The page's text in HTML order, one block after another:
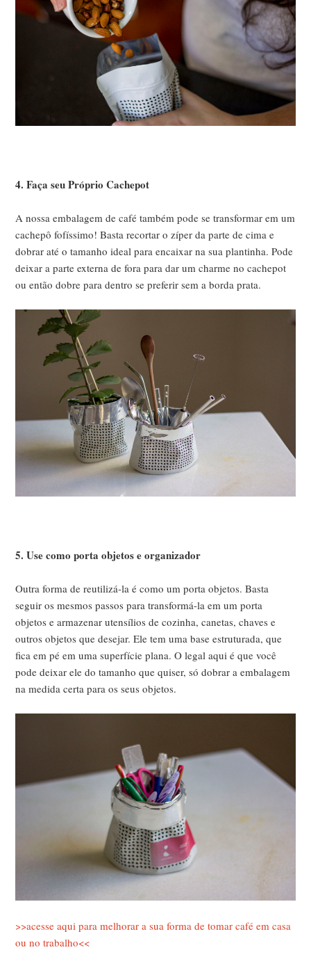
4. Faça seu Próprio Cachepot
A nossa embalagem de café também pode se transformar em um
cachepô fofíssimo! Basta recortar o zíper da parte de cima e
dobrar até o tamanho ideal para encaixar na sua plantinha. Pode
deixar a parte externa de fora para dar um charme no cachepot
ou então dobre para dentro se preferir sem a borda prata.
5. Use como porta objetos e organizador
Outra forma de reutilizá-la é como um porta objetos. Basta
seguir os mesmos passos para transformá-la em um porta
objetos e armazenar utensílios de cozinha, canetas, chaves e
outros objetos que desejar. Ele tem uma base estruturada, que
fica em pé em uma superfície plana. O legal aqui é que você
pode deixar ele do tamanho que quiser, só dobrar a embalagem
na medida certa para os seus objetos.
>>acesse aqui para melhorar a sua forma de tomar café em casa
ou no trabalho<<